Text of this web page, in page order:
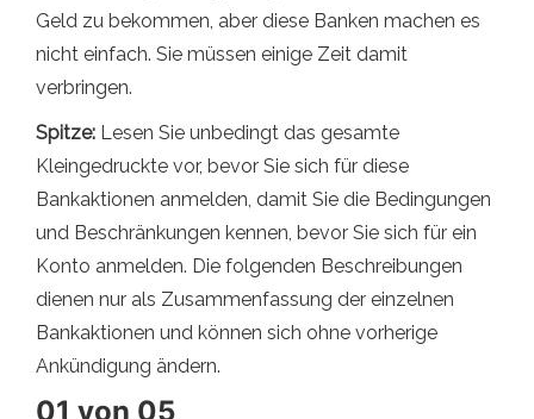
Geld zu bekommen, aber diese Banken machen es
nicht einfach. Sie müssen einige Zeit damit
verbringen.
Spitze: Lesen Sie unbedingt das gesamte
Kleingedruckte vor, bevor Sie sich für diese
Bankaktionen anmelden, damit Sie die Bedingungen
und Beschränkungen kennen, bevor Sie sich für ein
Konto anmelden. Die folgenden Beschreibungen
dienen nur als Zusammenfassung der einzelnen
Bankaktionen und können sich ohne vorherige
Ankündigung ändern.
01 von 05